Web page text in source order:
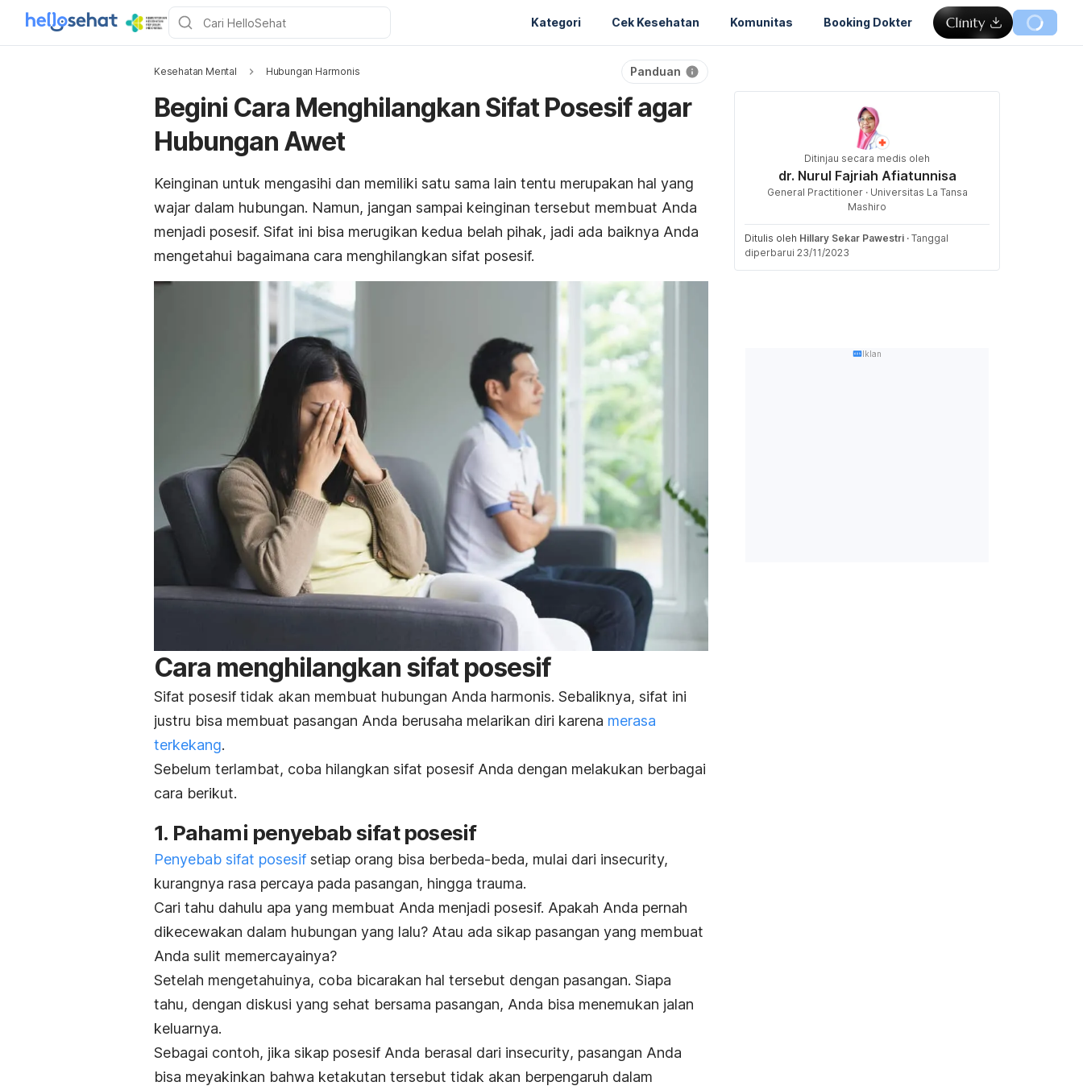
Kategori Cek Kesehatan Komunitas Booking Dokter
Kesehatan Mental Hubungan Harmonis Panduan
Begini Cara Menghilangkan Sifat Posesif agar
Hubungan Awet
Keinginan untuk mengasihi dan memiliki satu sama lain tentu merupakan hal yang
wajar dalam hubungan. Namun, jangan sampai keinginan tersebut membuat Anda
menjadi posesif. Sifat ini bisa merugikan kedua belah pihak, jadi ada baiknya Anda
mengetahui bagaimana cara menghilangkan sifat posesif.
Cara menghilangkan sifat posesif
Sifat posesif tidak akan membuat hubungan Anda harmonis. Sebaliknya, sifat ini
justru bisa membuat pasangan Anda berusaha melarikan diri karena merasa
terkekang.
Sebelum terlambat, coba hilangkan sifat posesif Anda dengan melakukan berbagai
cara berikut.
1. Pahami penyebab sifat posesif
Penyebab sifat posesif setiap orang bisa berbeda-beda, mulai dari insecurity,
kurangnya rasa percaya pada pasangan, hingga trauma.
Cari tahu dahulu apa yang membuat Anda menjadi posesif. Apakah Anda pernah
dikecewakan dalam hubungan yang lalu? Atau ada sikap pasangan yang membuat
Anda sulit memercayainya?
Setelah mengetahuinya, coba bicarakan hal tersebut dengan pasangan. Siapa
tahu, dengan diskusi yang sehat bersama pasangan, Anda bisa menemukan jalan
keluarnya.
Sebagai contoh, jika sikap posesif Anda berasal dari insecurity, pasangan Anda
bisa meyakinkan bahwa ketakutan tersebut tidak akan berpengaruh dalam
Ditinjau secara medis oleh
dr. Nurul Fajriah Afiatunnisa
General Practitioner · Universitas La Tansa
Mashiro
Ditulis oleh Hillary Sekar Pawestri · Tanggal
diperbarui 23/11/2023
Iklan